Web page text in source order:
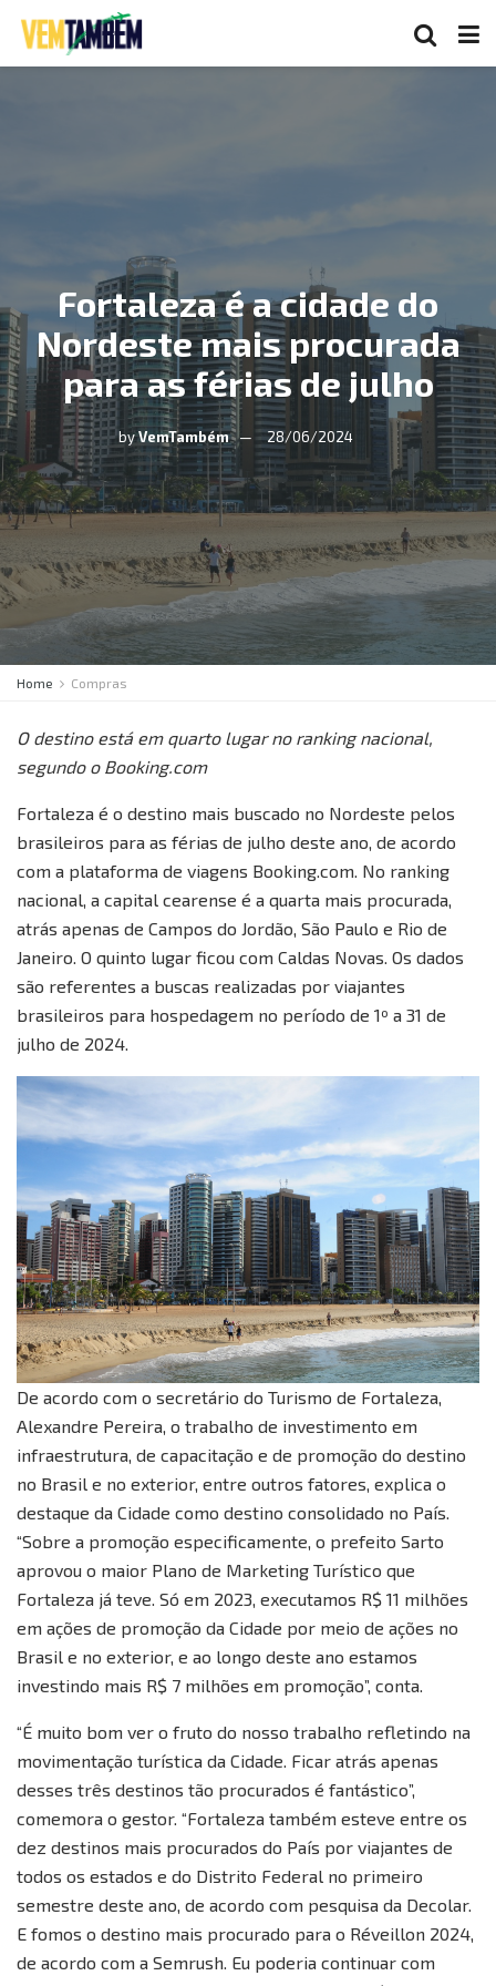
Fortaleza é a cidade do
Nordeste mais procurada
para as férias de julho
byVemTambém 28/06/2024
Home Compras
O destino está em quarto lugar no ranking nacional,
segundo o Booking.com
Fortaleza é o destino mais buscado no Nordeste pelos
brasileiros para as férias de julho deste ano, de acordo
com a plataforma de viagens Booking.com. No ranking
nacional, a capital cearense é a quarta mais procurada,
atrás apenas de Campos do Jordão, São Paulo e Rio de
Janeiro. O quinto lugar ficou com Caldas Novas. Os dados
são referentes a buscas realizadas por viajantes
brasileiros para hospedagem no período de 1º a 31 de
julho de 2024.
De acordo com o secretário do Turismo de Fortaleza,
Alexandre Pereira, o trabalho de investimento em
infraestrutura, de capacitação e de promoção do destino
no Brasil e no exterior, entre outros fatores, explica o
destaque da Cidade como destino consolidado no País.
“Sobre a promoção especificamente, o prefeito Sarto
aprovou o maior Plano de Marketing Turístico que
Fortaleza já teve. Só em 2023, executamos R$ 11 milhões
em ações de promoção da Cidade por meio de ações no
Brasil e no exterior, e ao longo deste ano estamos
investindo mais R$ 7 milhões em promoção”, conta.
“É muito bom ver o fruto do nosso trabalho refletindo na
movimentação turística da Cidade. Ficar atrás apenas
desses três destinos tão procurados é fantástico”,
comemora o gestor. “Fortaleza também esteve entre os
dez destinos mais procurados do País por viajantes de
todos os estados e do Distrito Federal no primeiro
semestre deste ano, de acordo com pesquisa da Decolar.
E fomos o destino mais procurado para o Réveillon 2024,
de acordo com a Semrush. Eu poderia continuar com